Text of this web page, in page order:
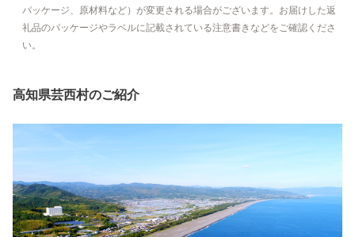
パッケージ、原材料など）が変更される場合がございます。お届けした返
礼品のパッケージやラベルに記載されている注意書きなどをご確認くださ
い。
高知県芸西村のご紹介